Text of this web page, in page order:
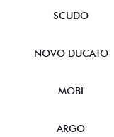
SCUDO
NOVO DUCATO
MOBI
ARGO